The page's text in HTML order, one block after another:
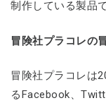
制作している製品で
冒険社プラコレの
冒険社プラコレは
るFacebook、